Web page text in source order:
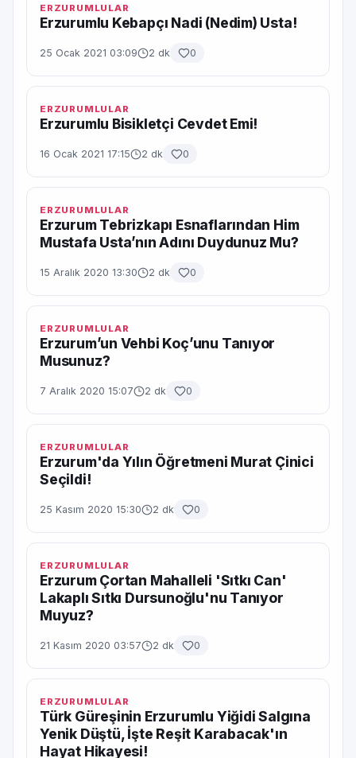
ERZURUMLULAR
Erzurumlu Kebapçı Nadi (Nedim) Usta!
25 Ocak 2021 03:09 2 dk 0
ERZURUMLULAR
Erzurumlu Bisikletçi Cevdet Emi!
16 Ocak 2021 17:15 2 dk 0
ERZURUMLULAR
Erzurum Tebrizkapı Esnaflarından Him
Mustafa Usta’nın Adını Duydunuz Mu?
15 Aralık 2020 13:30 2 dk 0
ERZURUMLULAR
Erzurum’un Vehbi Koç’unu Tanıyor
Musunuz?
7 Aralık 2020 15:07 2 dk 0
ERZURUMLULAR
Erzurum'da Yılın Öğretmeni Murat Çinici
Seçildi!
25 Kasım 2020 15:30 2 dk 0
ERZURUMLULAR
Erzurum Çortan Mahalleli 'Sıtkı Can'
Lakaplı Sıtkı Dursunoğlu'nu Tanıyor
Muyuz?
21 Kasım 2020 03:57 2 dk 0
ERZURUMLULAR
Türk Güreşinin Erzurumlu Yiğidi Salgına
Yenik Düştü, İşte Reşit Karabacak'ın
Hayat Hikayesi!